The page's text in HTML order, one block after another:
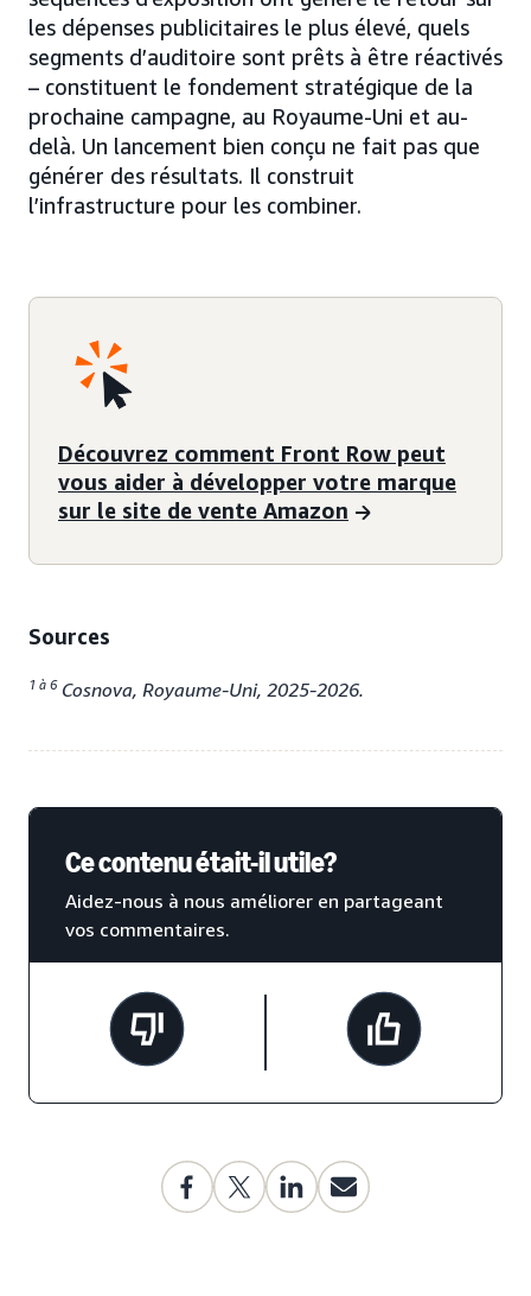
les dépenses publicitaires le plus élevé, quels
segments d’auditoire sont prêts à être réactivés
– constituent le fondement stratégique de la
prochaine campagne, au Royaume-Uni et au-
delà. Un lancement bien conçu ne fait pas que
générer des résultats. Il construit
l’infrastructure pour les combiner.
Découvrez comment Front Row peut
vous aider à développer votre marque
sur le site de vente Amazon
Sources
1 à 6Cosnova, Royaume-Uni, 2025-2026.
Ce contenu était-il utile?
Aidez-nous à nous améliorer en partageant
vos commentaires.